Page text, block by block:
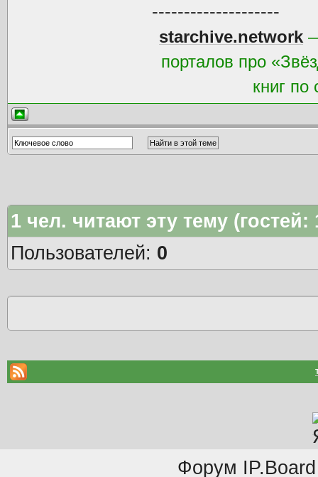
--------------------
starchive.network
порталов про
книг по
1чел. читают эту тему
Пользователей: 0
Форум IP.Board